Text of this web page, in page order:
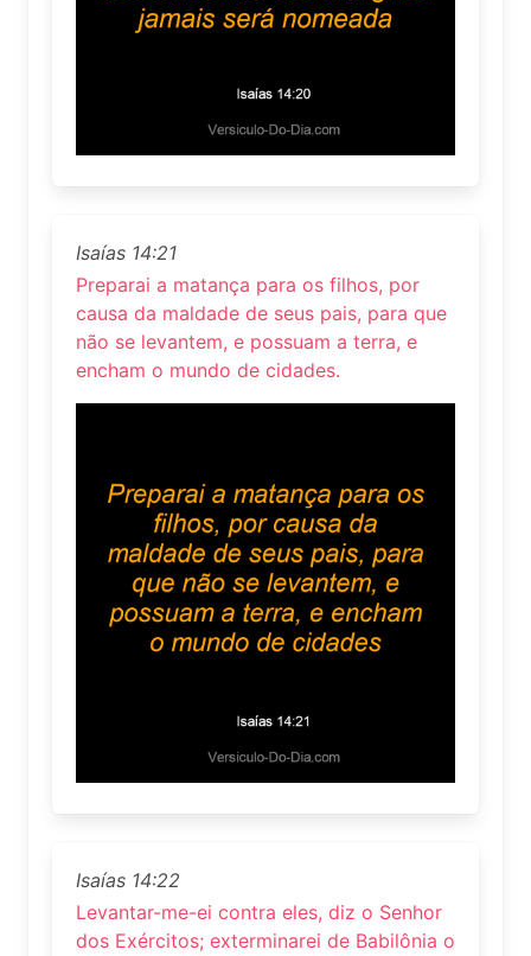
Isaías 14:21
Preparai a matança para os filhos, por
causa da maldade de seus pais, para que
não se levantem, e possuam a terra, e
encham o mundo de cidades.
Isaías 14:22
Levantar-me-ei contra eles, diz o Senhor
dos Exércitos; exterminarei de Babilônia o